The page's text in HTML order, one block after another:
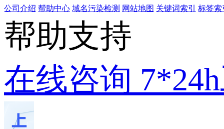
公司介绍 帮助中心 域名污染检测 网站地图 关键词索引 标签索
帮助支持
在线咨询